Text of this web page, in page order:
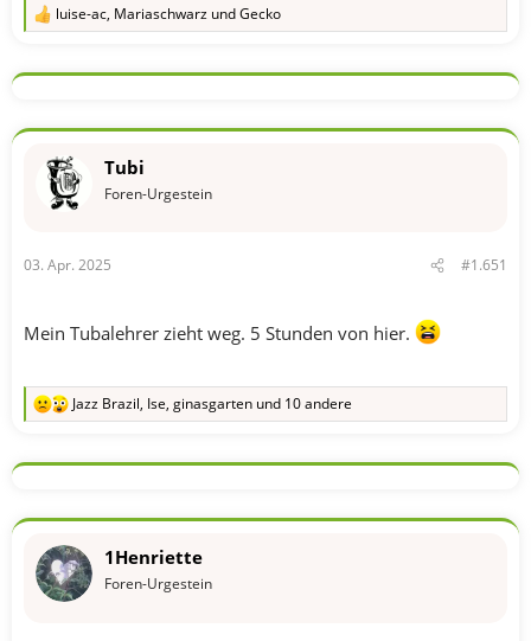
R
k
o
luise-ac, Mariaschwarz undGecko
Tubi
Foren-Urgestein
03. Apr. 2025 #1.651
Mein Tubalehrer zieht weg. 5 Stunden von hier.
R
k
o
e
n
Jazz Brazil, Ise, ginasgarten und 10 andere
1Henriette
Foren-Urgestein